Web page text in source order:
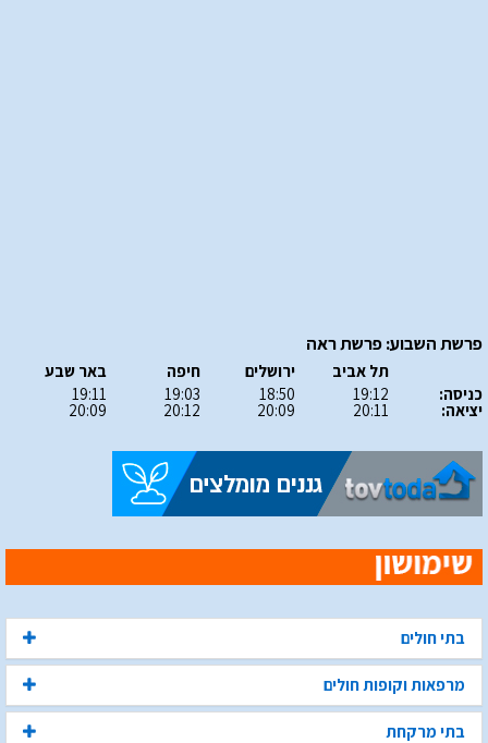
פרשת השבוע: פרשת ראה
כניסה:
יציאה:
תל אביב
19:12
20:11
ירושלים
18:50
20:09
חיפה
19:03
20:12
באר שבע
19:11
20:09
בתי חולים
מרפאות וקופות חולים
בתי מרקחת